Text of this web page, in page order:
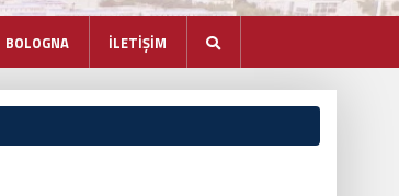
BOLOGNA İLETİŞİM